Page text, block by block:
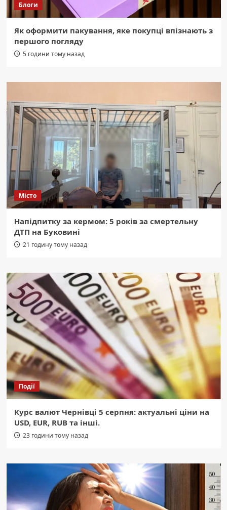
Блоги
Як оформити пакування, яке покупці впізнають з
першого погляду
5 години тому назад
Місто
Напідпитку за кермом: 5 років за смертельну
ДТП на Буковині
21 годину тому назад
Події
Курс валют Чернівці 5 серпня: актуальні ціни на
USD, EUR, RUB та інші.
23 години тому назад